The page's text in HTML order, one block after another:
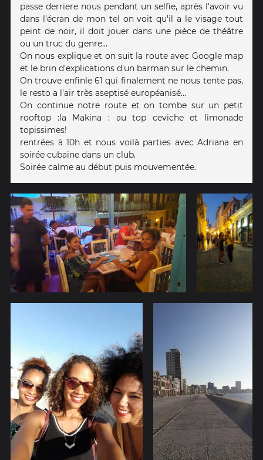
passe derriere nous pendant un selfie, après l'avoir vu
dans l'écran de mon tel on voit qu'il a le visage tout
peint de noir, il doit jouer dans une pièce de théâtre
ou un truc du genre...
On nous explique et on suit la route avec Google map
et le brin d'explications d'un barman sur le chemin.
On trouve enfinle 61 qui finalement ne nous tente pas,
le resto a l'air très aseptisé européanisé...
On continue notre route et on tombe sur un petit
rooftop :la Makina : au top ceviche et limonade
topissimes!
rentrées à 10h et nous voilà parties avec Adriana en
soirée cubaine dans un club.
Soirée calme au début puis mouvementée.